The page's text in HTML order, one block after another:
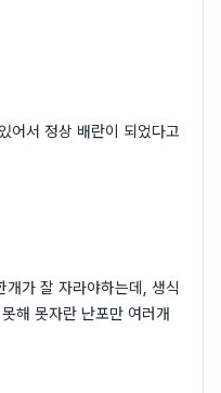
어서 정상 배란이 되었다고
개가 잘 자라야하는데, 생식
해 못자란 난포만 여러개